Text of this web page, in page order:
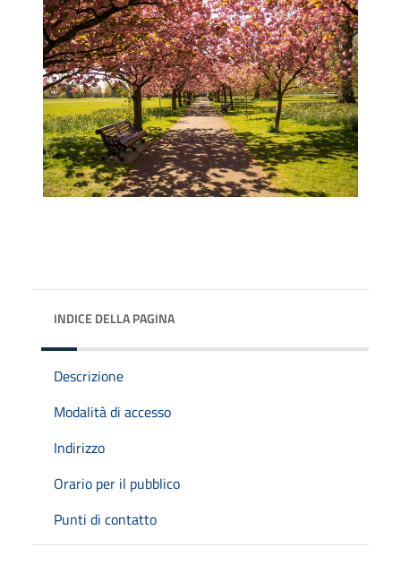
INDICE DELLA PAGINA
Descrizione
Modalità di accesso
Indirizzo
Orario per il pubblico
Punti di contatto